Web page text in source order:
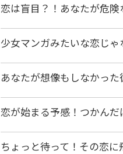
恋は盲目？！あなたが危
少女マンガみたいな恋じ
あなたが想像もしなかっ
恋が始まる予感！つかん
ちょっと待って！その恋